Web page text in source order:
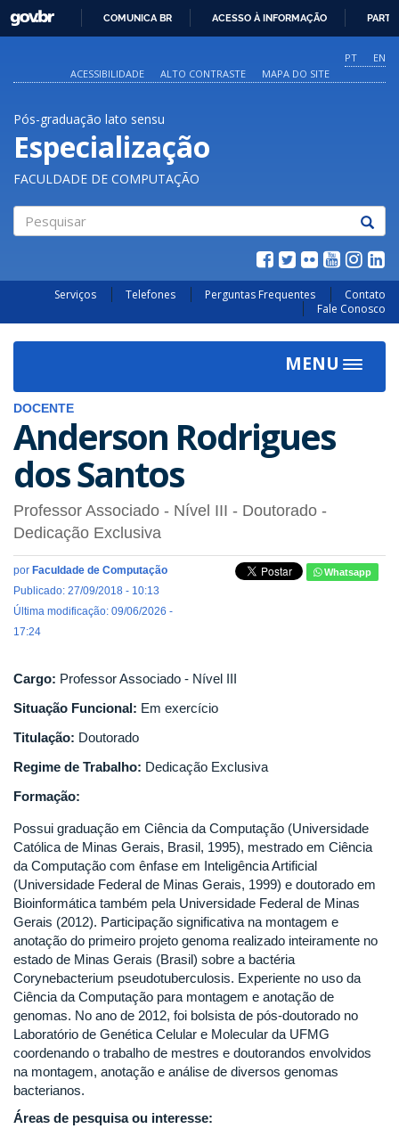
O
CONTEÚDO
GOVBR
COMUNICA BR ACESSO À INFORMAÇÃO
PT
EN
ACESSIBILIDADE
ALTO CONTRASTE MAPA DO SITE
Pós-graduação lato sensu
Especialização
FACULDADE DE COMPUTAÇÃO
Serviços Telefones Perguntas Frequentes
Contato
Fale Conosco
MENU
Toggle
DOCENTE
Anderson Rodrigues
dos Santos
Professor Associado - Nível III - Doutorado -
Dedicação Exclusiva
por Faculdade de Computação
Publicado: 27/09/2018 - 10:13
Última modificação: 09/06/2026 -
17:24
Whatsapp
Cargo: Professor Associado - Nível III
Situação Funcional: Em exercício
Titulação: Doutorado
Regime de Trabalho: Dedicação Exclusiva
Formação:
Possui graduação em Ciência da Computação (Universidade
Católica de Minas Gerais, Brasil, 1995), mestrado em Ciência
da Computação com ênfase em Inteligência Artificial
(Universidade Federal de Minas Gerais, 1999) e doutorado em
Bioinformática também pela Universidade Federal de Minas
Gerais (2012). Participação significativa na montagem e
anotação do primeiro projeto genoma realizado inteiramente no
estado de Minas Gerais (Brasil) sobre a bactéria
Corynebacterium pseudotuberculosis. Experiente no uso da
Ciência da Computação para montagem e anotação de
genomas. No ano de 2012, foi bolsista de pós-doutorado no
Laboratório de Genética Celular e Molecular da UFMG
coordenando o trabalho de mestres e doutorandos envolvidos
na montagem, anotação e análise de diversos genomas
bacterianos.
Áreas de pesquisa ou interesse: